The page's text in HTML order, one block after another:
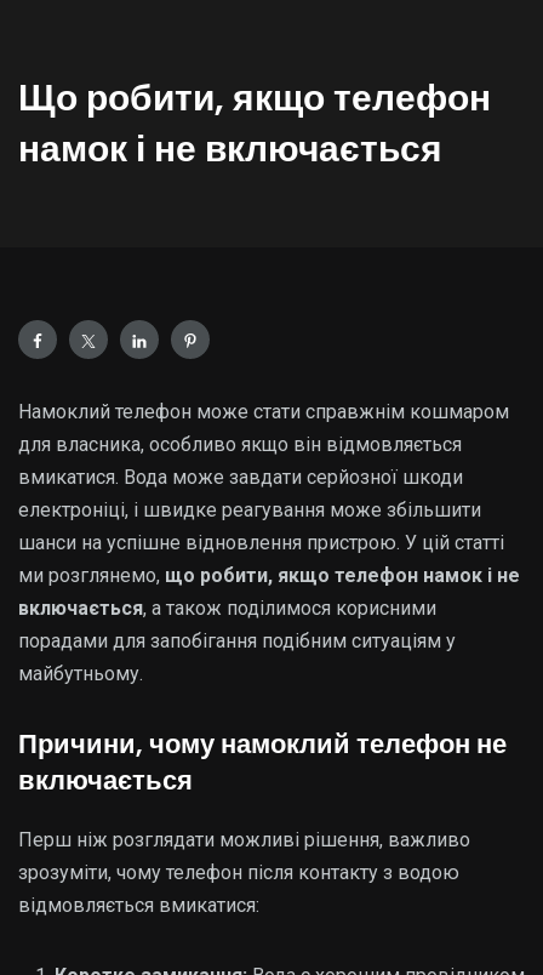
Що робити, якщо телефон
намок і не включається
Намоклий телефон може стати справжнім кошмаром
для власника, особливо якщо він відмовляється
вмикатися. Вода може завдати серйозної шкоди
електроніці, і швидке реагування може збільшити
шанси на успішне відновлення пристрою. У цій статті
ми розглянемо, що робити, якщо телефон намок і не
включається, а також поділимося корисними
порадами для запобігання подібним ситуаціям у
майбутньому.
Причини, чому намоклий телефон не
включається
Перш ніж розглядати можливі рішення, важливо
зрозуміти, чому телефон після контакту з водою
відмовляється вмикатися: